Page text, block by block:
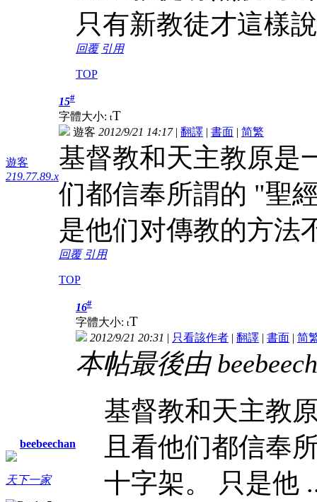
只有新教徒才這樣
回覆 引用
TOP
遊客
219.77.89.x
15#
字體大小: tT
遊客 2012/9/21 14:17| 翻譯 | 書面 | 简繁
基督教和天主教原是
们都信奉所謂的 "聖
是他们对傳教的方法
回覆 引用
TOP
beebeechan
天下一家
16#
字體大小: tT
2012/9/21 20:31 | 只看該作者 | 翻譯 | 書面 | 简
本帖最後由
基督教和天主教
且看他们都信奉
十字架。 只是他